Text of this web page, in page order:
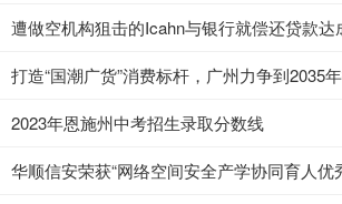
遭做空机构狙击的Icahn与银行就偿还贷款达
打造“国潮广货”消费标杆，广州力争到2035
2023年恩施州中考招生录取分数线
华顺信安荣获“网络空间安全产学协同育人优